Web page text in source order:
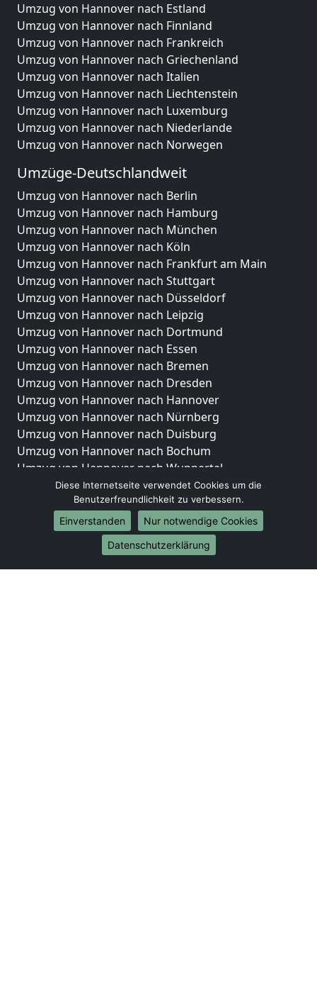
Umzug von Hannover nach Estland
Umzug von Hannover nach Finnland
Umzug von Hannover nach Frankreich
Umzug von Hannover nach Griechenland
Umzug von Hannover nach Italien
Umzug von Hannover nach Liechtenstein
Umzug von Hannover nach Luxemburg
Umzug von Hannover nach Niederlande
Umzug von Hannover nach Norwegen
Umzüge-Deutschlandweit
Umzug von Hannover nach Berlin
Umzug von Hannover nach Hamburg
Umzug von Hannover nach München
Umzug von Hannover nach Köln
Umzug von Hannover nach Frankfurt am Main
Umzug von Hannover nach Stuttgart
Umzug von Hannover nach Düsseldorf
Umzug von Hannover nach Leipzig
Umzug von Hannover nach Dortmund
Umzug von Hannover nach Essen
Umzug von Hannover nach Bremen
Umzug von Hannover nach Dresden
Umzug von Hannover nach Hannover
Umzug von Hannover nach Nürnberg
Umzug von Hannover nach Duisburg
Umzug von Hannover nach Bochum
Umzug von Hannover nach Wuppertal
Umzug von Hannover nach Bielefeld
Umzug von Hannover nach Bonn
Umzug von Hannover nach Münster
Internationale-Umzüge
Umzug von Hannover nach Brasilien
Diese Internetseite verwendet Cookies um die
Benutzerfreundlichkeit zu verbessern.
Einverstanden
Nur notwendige Cookies
Datenschutzerklärung